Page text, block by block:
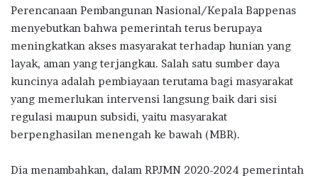
Perencanaan Pembangunan Nasional/Kepala Bappenas
menyebutkan bahwa pemerintah terus berupaya
meningkatkan akses masyarakat terhadap hunian yang
layak, aman yang terjangkau. Salah satu sumber daya
kuncinya adalah pembiayaan terutama bagi masyarakat
yang memerlukan intervensi langsung baik dari sisi
regulasi maupun subsidi, yaitu masyarakat
berpenghasilan menengah ke bawah (MBR).
Dia menambahkan, dalam RPJMN 2020-2024 pemerintah